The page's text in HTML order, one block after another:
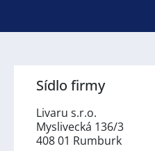
Sídlo firmy
Livaru s.r.o.
Myslivecká 136/3
408 01 Rumburk